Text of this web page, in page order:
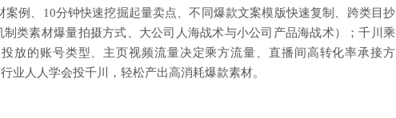
例、10分钟快速挖掘起量卖点、不同爆款文案模版快速复制、跨类目抄
类素材爆量拍摄方式、大公司人海战术与小公司产品海战术）；千川乘
放的账号类型、主页视频流量决定乘方流量、直播间高转化率承接方
业人人学会投千川，轻松产出高消耗爆款素材。